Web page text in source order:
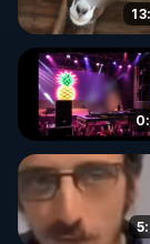
🌱 VIDÉOS
Toutes les
http://rgnr.li/
🌱 LES
http://rgnr.li/